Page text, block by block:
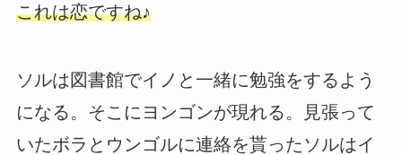
これは恋ですね♪
ソルは図書館でイノと一緒に勉強をするよう
になる。そこにヨンゴンが現れる。見張って
いたボラとウンゴルに連絡を貰ったソルはイ